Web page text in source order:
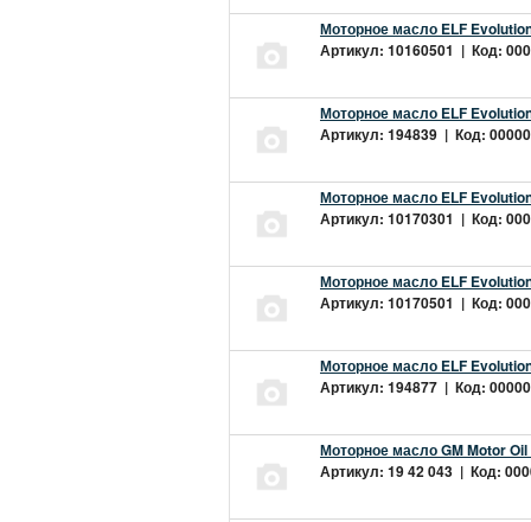
Моторное масло ELF
Артикул: 10160501 | Код:
Моторное масло ELF
Артикул: 194839 | Код:
Моторное масло ELF
Артикул: 10170301 | Код:
Моторное масло ELF
Артикул: 10170501 | Код:
Моторное масло ELF
Артикул: 194877 | Код:
Моторное масло GM Motor Oil
Артикул: 19 42 043 | Код: